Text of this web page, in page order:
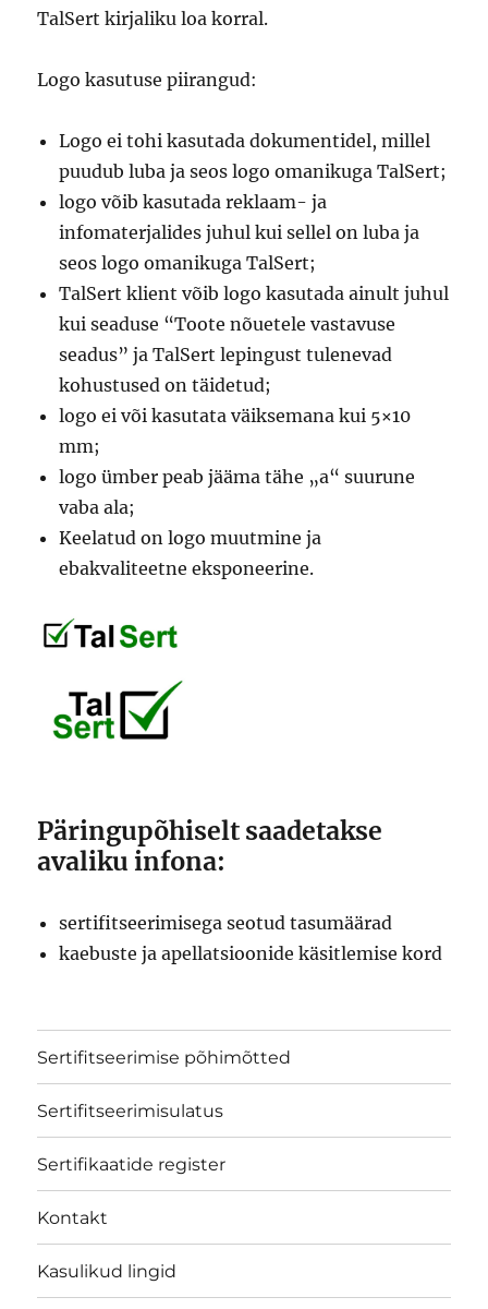
TalSert kirjaliku loa korral.
Logo kasutuse piirangud:
Logo ei tohi kasutada dokumentidel, millel
puudub luba ja seos logo omanikuga TalSert;
logo võib kasutada reklaam- ja
infomaterjalides juhul kui sellel on luba ja
seos logo omanikuga TalSert;
TalSert klient võib logo kasutada ainult juhul
kui seaduse “Toote nõuetele vastavuse
seadus” ja TalSert lepingust tulenevad
kohustused on täidetud;
logo ei või kasutata väiksemana kui 5×10
mm;
logo ümber peab jääma tähe „a“ suurune
vaba ala;
Keelatud on logo muutmine ja
ebakvaliteetne eksponeerine.
Päringupõhiselt saadetakse
avaliku infona:
sertifitseerimisega seotud tasumäärad
kaebuste ja apellatsioonide käsitlemise kord
Sertifitseerimise põhimõtted
Sertifitseerimisulatus
Sertifikaatide register
Kontakt
Kasulikud lingid